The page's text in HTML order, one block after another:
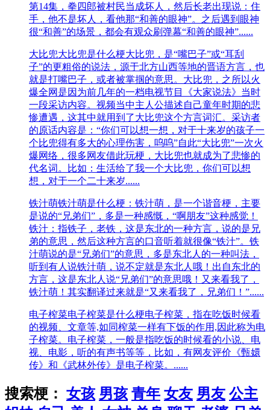
第14集，拳四郎被村民当成坏人，然后长老出现说：住
手，他不是坏人，看他那“和善的眼神”。之后遇到眼神
很“和善”的场景，都会有观众刷弹幕“和善的眼神”......
大比兜大比兜是什么梗大比兜，是“嘴巴子”或“耳刮
子”的更粗俗的说法，源于北方山西等地的晋语方言，也
就是打嘴巴子，或者被掌掴的意思。大比兜，之所以火
爆全网是因为前几年的一档电视节目《大家说法》当时
一段采访内容。视频当中主人公描述自己童年时期的悲
惨遭遇，这其中就用到了大比兜这个方言词汇。采访者
的原话内容是：“你们可以想一想，对于十来岁的孩子一
个比兜得有多大的心理伤害，呜呜”自此“大比兜”一次火
爆网络，很多网友借此玩梗，大比兜也就成为了悲惨的
代名词。比如：​生活给了我一个大比兜，你们可以想
想，对于一个二十来岁......
铁汁萌铁汁萌是什么梗：铁汁萌，是一个谐音梗，主要
是说的“兄弟们”，多是一种感慨，“啊朋友”这种感觉！
铁汁：指铁子，老铁，这是东北的一种方言，说的是兄
弟的意思，然后这种方言的口音听着就很像“铁汁”。铁
汁萌说的是“兄弟们”的意思，多是东北人的一种叫法，
听到有人说铁汁萌，说不定就是东北人哦！出自东北的
方言，这是东北人说“兄弟们”的意思哦！又来看我了，
铁汁萌！其实翻译过来就是“又来看我了，兄弟们！”......
电子榨菜电子榨菜是什么梗电子榨菜，指在吃饭时候看
的视频、文章等,如同榨菜一样有下饭的作用,因此称为电
子榨菜。电子榨菜，一般是指吃饭的时候看的小说、电
视、电影，听的有声书等等，比如，有网友评价《甄嬛
传》和《武林外传》是电子榨菜。......
搜索梗： 女孩 男孩 青年 女友 男友 公主